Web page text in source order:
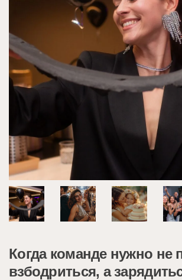
Когда команде нужно не
взбодриться, а